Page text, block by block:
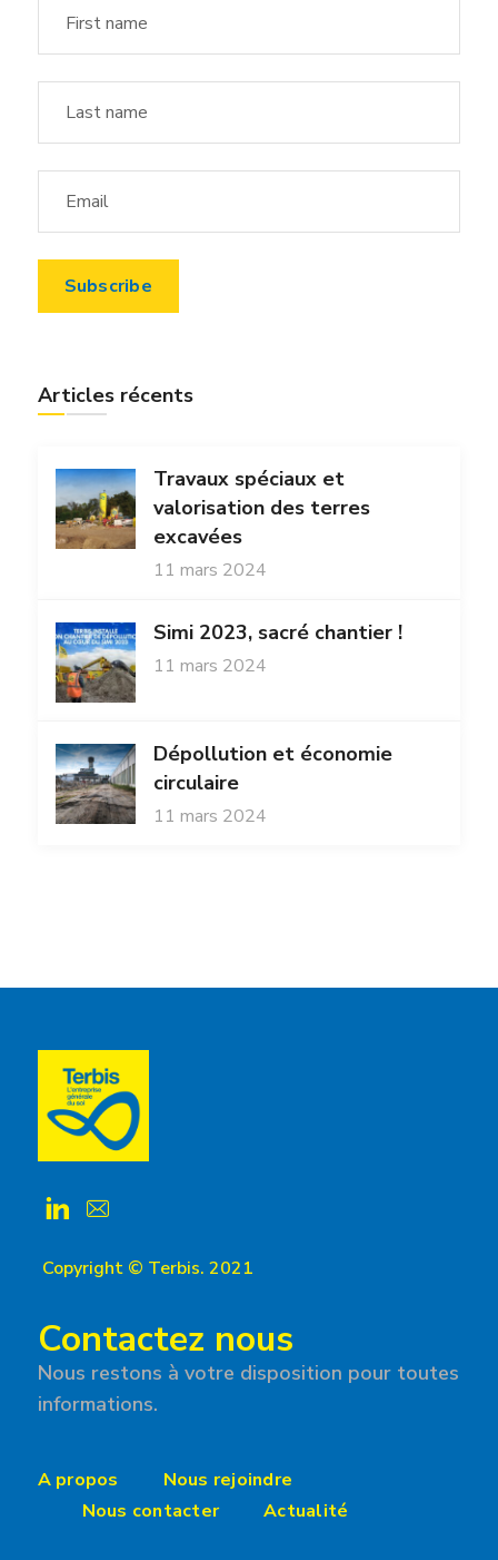
Articles récents
Travaux spéciaux et
valorisation des terres
excavées
11 mars 2024
Simi 2023, sacré chantier !
11 mars 2024
Dépollution et économie
circulaire
11 mars 2024
Copyright © Terbis. 2021
Contactez nous
Nous restons à votre disposition pour toutes
informations.
A propos
Nous rejoindre
Nous contacter
Actualité